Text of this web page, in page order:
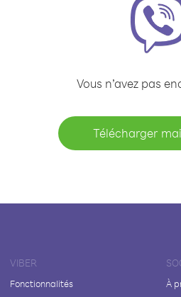
Vous n’avez pas
Télécharger
VIBER
Fonctionnalités
À